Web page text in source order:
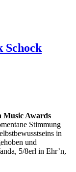
Schock
Music Awards
Stimmung
in
und
5/8erl in Ehr’n,